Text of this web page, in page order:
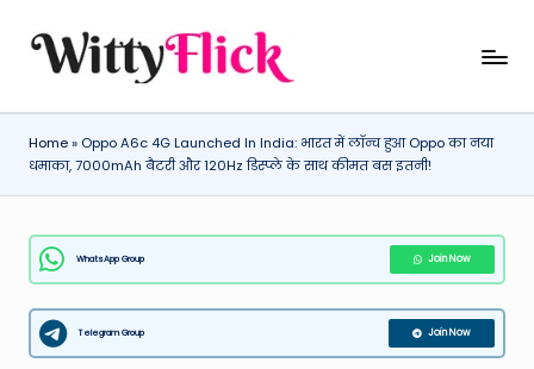
W
it
ty
Fl
ic
k:
L
a
WittyFlick:
Tech
News
Around
World
Home» Oppo A6c 4G Launched In India: भारत में लॉन्च हुआ Oppo का नया
धमाका, 7000mAh बैटरी और 120Hz डिस्प्ले के साथ कीमत बस इतनी!
WhatsApp Group Join Now
Telegram Group Join Now